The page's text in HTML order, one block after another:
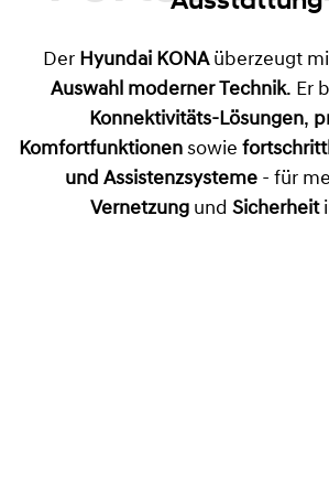
Der Hyundai KONAüberzeugt
Auswahl moderner Technik. Er
Konnektivitäts-Lösungen,
Komfortfunktionensowie
und Assistenzsysteme- für
Vernetzungund Sicherheit